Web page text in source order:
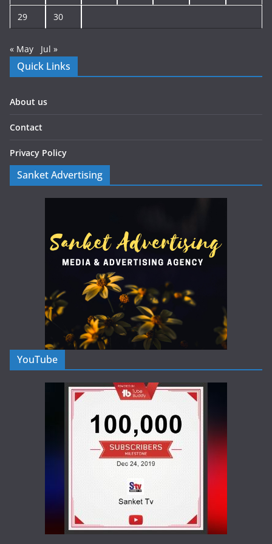
29 30
« May Jul »
Quick Links
About us
Contact
Privacy Policy
Sanket Advertising
YouTube